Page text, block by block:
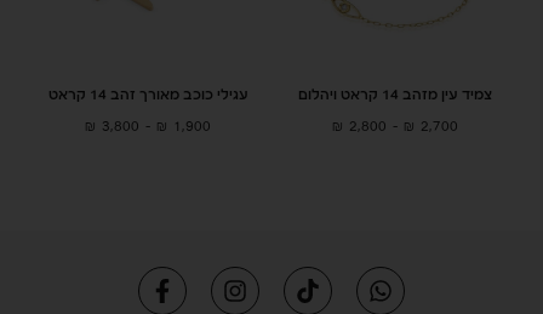
צמיד עין מזהב 14 קראט ויהלום
2,700
₪
–
2,800
₪
עגילי כוכב מאורך זהב 14 קראט
1,900
₪
–
3,800
₪